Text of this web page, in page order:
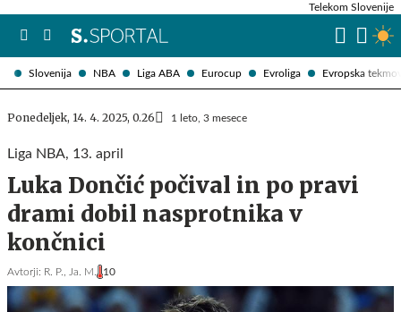
Slovenija NBA Liga ABA Eurocup Evroliga Evropska
Telekom Slovenije
Ponedeljek, 14. 4. 2025, 0.26 1 leto, 3 mesece
Liga NBA, 13. april
Luka Dončić počival in po pravi
drami dobil nasprotnika v
končnici
Avtorji: R. P., Ja. M. 10